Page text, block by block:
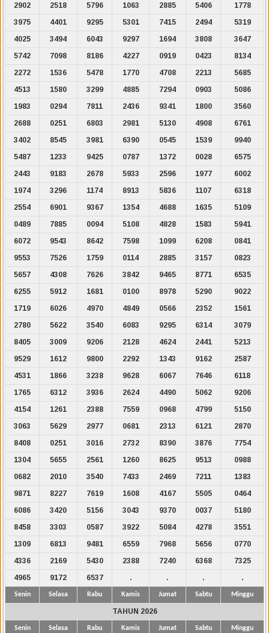
2902
2518 5796 1063 2885 5406
1778
3975
4401 9295 5301 7415 2494
5319
4025
3494 6043 9297 1694 3808
3647
5742
7098 8186 4227 0919 0423
8134
2272
1536 5478 1770 4708 2213
5685
4513
1580 3299 4885 7294 0903
5086
1983
0294 7811 2436 9341 1800
3560
2688
0251 6803 2981 5130 4908
6761
3402
8545 3981 6390 0545 1539
9940
5487
1233 9425 0787 1372 0028
6575
2443
9183 2678 5933 2596 1977
6002
1974
3296 1174 8913 5836 1107
6318
2554
6901 9367 1354 4688 1635
5109
0489
7885 0094 5108 4828 1583
5941
6072
9543 8642 7598 1099 6208
0841
9553
7526 1759 0114 2885 3157
0823
5657
4308 7626 3842 9465 8771
6535
6255
5912 1681 0100 8978 5290
9022
1719
6026 4970 4849 0566 2352
1561
2780
5622 3540 6083 9295 6314
3079
8405
3009 9206 2128 4624 2441
5213
9529
1612 9800 2292 1343 9162
2587
4531
1866 3238 9628 6067 7646
6118
1765
6312 3936 2624 4490 5062
9206
4154
1261 2388 7559 0968 4799
5150
3063
5629 2977 0681 2313 6121
2870
8408
0251 3016 2732 8390 3876
7754
1304
5655 2561 1260 8625 9513
0988
0682
2010 3540 7433 2469 7211
1383
9871
8227 7619 1608 4167 5505
0464
6086
3420 5156 3043 9370 0037
5180
8458
3303 0587 3922 5084 4278
3551
1309
6813 9481 6559 7968 5656
0770
4336
2169 5430 2388 7240 6368
7325
4965
9172 6537 . . . .
Senin Selasa Rabu Kamis Jumat Sabtu Minggu
TAHUN 2026
Senin Selasa Rabu Kamis Jumat Sabtu Minggu